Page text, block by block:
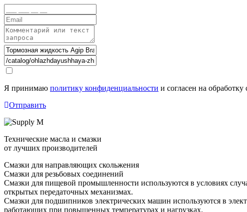
Я принимаю политику конфиденциальности и согласен на
Отправить
Технические масла и смазки
от лучших производителей
Смазки для направляющих скольжения
Смазки для резьбовых соединений
Смазки для пищевой промышленности используются в условиях
открытых передаточных механизмах.
Смазки для подшипников электрических машин используются в
работающих при повышенных температурах и нагрузках.